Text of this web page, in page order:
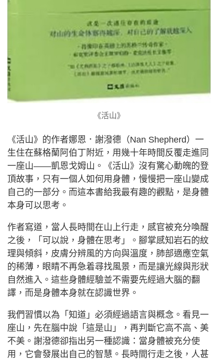
《活山》
《活山》的作者娜恩．謝潑德（Nan Shepherd）一
生住在蘇格蘭阿伯丁附近，用幾十年時間反覆走進同
一座山——凱恩戈姆山。《活山》沒有驚心動魄的登
頂故事，只有一個人如何用身體，慢慢把一座山變成
自己的一部分。而這本書給我最有趣的觀點，是身體
本身可以思考。
作者寫道，當人長時間在山上行走，感官被充分喚醒
之後，「可以說，身體在思考」。腳掌感知岩石的紋
理與傾斜，皮膚分辨風的方向與溫度，肺部適應空氣
的稀薄，眼睛不再急着尋找風景，而是讓光線與形狀
自然進入。這些身體經驗並不需要先經過大腦的翻
譯，而是身體本身就在認識世界。
我們習慣以為「知道」必須經過語言與概念。看見一
座山，先在腦中說「這是山」，再判斷它高不高、美
不美。謝潑德卻指出另一種認識：當身體被充分使
用，它會發展出自己的智慧。長時間行走之後，人甚